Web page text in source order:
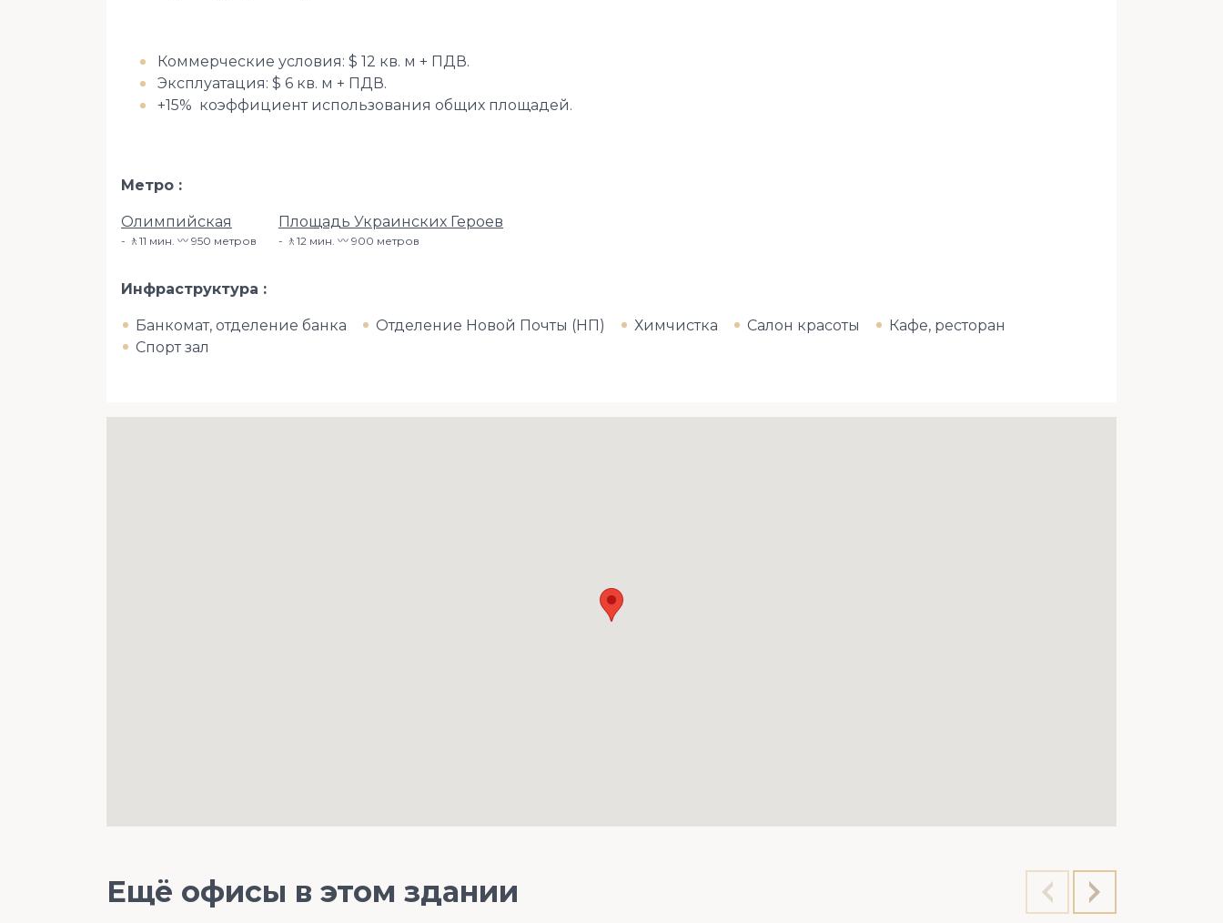
Коммерческие условия: $ 12 кв. м + ПДВ.
Эксплуатация: $ 6 кв. м + ПДВ.
+15% коэффициент использования общих площадей.
Метро
Олимпийская
🚶11 мин. 〰️ 950 метров
Площадь Украинских Героев
🚶12 мин. 〰️ 900 метров
Инфраструктура
Банкомат, отделение банка Отделение Новой Почты (НП) Химчистка Салон красоты
Кафе, ресторан
Спорт зал
Ещё офисы в этом здании